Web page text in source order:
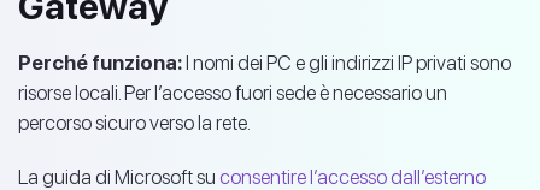
Perché funziona:I nomi dei PC e gli indirizzi IP privati sono
risorse locali. Per l’accesso fuori sede è necessario un
percorso sicuro verso la rete.
La guida di Microsoft su consentire l’accesso dall’esterno